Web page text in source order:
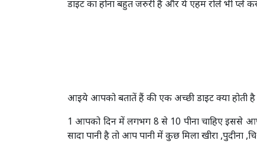
डाइट का होना बहुत जरुरी है और ये एहम रोले भी प्ले
आइये आपको बतातें हैं की एक अच्छी डाइट क्या होती
1 आपको दिन में लगभग 8 से 10 पीना चाहिए इससे
सादा पानी है तो आप पानी में कुछ मिला खीरा